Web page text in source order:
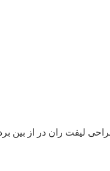
جراحی لیفت ران در از